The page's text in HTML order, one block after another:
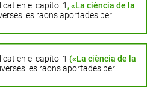
en el capítol 1, «La ciència de la
les raons aportades per
en el capítol 1 («La ciència de la
les raons aportades per